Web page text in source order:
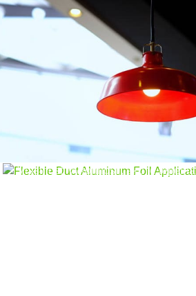
Flexibilná hliníková fólia
Tento článok sa týka flexibilných
charakteristík hliníkovej fólie., výhody,
rôzne aplikácie, najmä v systémoch
Objavte rôzne použité hliníkové
Vlastnosti výkonnosti, ako je tepelná